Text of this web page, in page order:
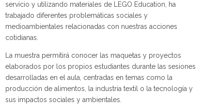
servicio y utilizando materiales de LEGO Education, ha
trabajado diferentes problemáticas sociales y
medioambientales relacionadas con nuestras acciones
cotidianas.
La muestra permitirá conocer las maquetas y proyectos
elaborados por los propios estudiantes durante las sesiones
desarrolladas en el aula, centradas en temas como la
producción de alimentos, la industria textil o la tecnología y
sus impactos sociales y ambientales.